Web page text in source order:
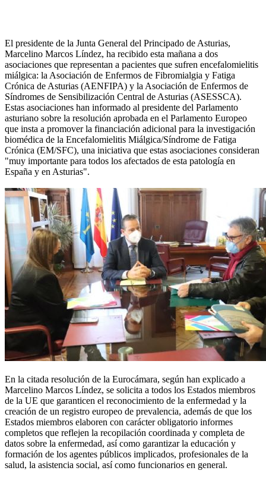
El presidente de la Junta General del Principado de Asturias,
Marcelino Marcos Líndez, ha recibido esta mañana a dos
asociaciones que representan a pacientes que sufren encefalomielitis
miálgica: la Asociación de Enfermos de Fibromialgia y Fatiga
Crónica de Asturias (AENFIPA) y la Asociación de Enfermos de
Síndromes de Sensibilización Central de Asturias (ASESSCA).
Estas asociaciones han informado al presidente del Parlamento
asturiano sobre la resolución aprobada en el Parlamento Europeo
que insta a promover la financiación adicional para la investigación
biomédica de la Encefalomielitis Miálgica/Síndrome de Fatiga
Crónica (EM/SFC), una iniciativa que estas asociaciones consideran
"muy importante para todos los afectados de esta patología en
España y en Asturias".
En la citada resolución de la Eurocámara, según han explicado a
Marcelino Marcos Líndez, se solicita a todos los Estados miembros
de la UE que garanticen el reconocimiento de la enfermedad y la
creación de un registro europeo de prevalencia, además de que los
Estados miembros elaboren con carácter obligatorio informes
completos que reflejen la recopilación coordinada y completa de
datos sobre la enfermedad, así como garantizar la educación y
formación de los agentes públicos implicados, profesionales de la
salud, la asistencia social, así como funcionarios en general.